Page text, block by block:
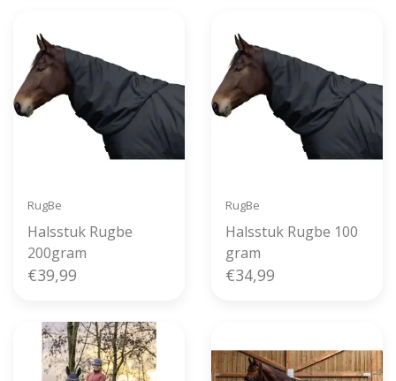
RugBe
Halsstuk Rugbe
200gram
€39,99
RugBe
Halsstuk Rugbe 100
gram
€34,99